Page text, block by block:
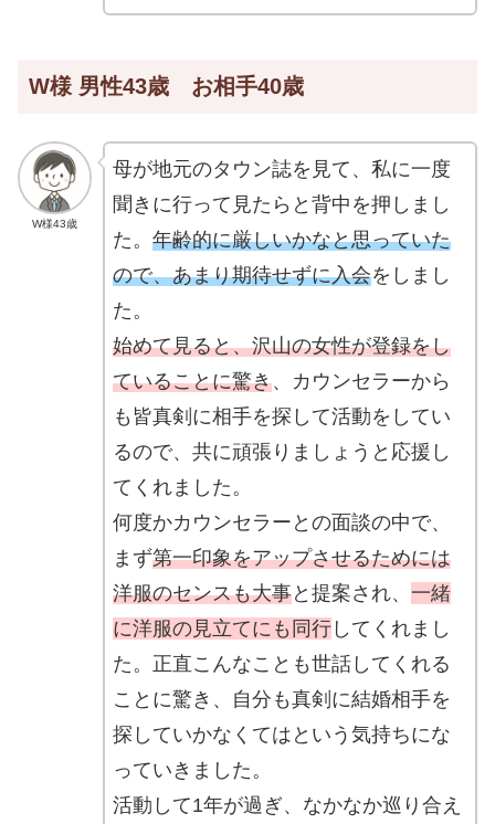
W様 男性43歳 お相手40歳
W様43歳
母が地元のタウン誌を見て、私に一度
聞きに行って見たらと背中を押しまし
た。 年齢的に厳しいかなと思っていた
ので、あまり期待せずに入会をしまし
た。
始めて見ると、沢山の女性が登録をし
ていることに驚き、カウンセラーから
も皆真剣に相手を探して活動をしてい
るので、共に頑張りましょうと応援し
てくれました。
何度かカウンセラーとの面談の中で、
まず第一印象をアップさせるためには
洋服のセンスも大事と提案され、 一緒
に洋服の見立てにも同行してくれまし
た。正直こんなことも世話してくれる
ことに驚き、自分も真剣に結婚相手を
探していかなくてはという気持ちにな
っていきました。
活動して1年が過ぎ、なかなか巡り合え